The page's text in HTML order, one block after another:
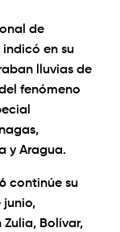
de
en su
lluvias de
fenómeno
y Aragua.
continúe su
junio,
Bolívar,